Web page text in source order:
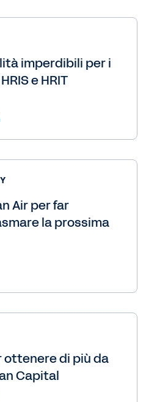
imperdibili per i
e HRIT
Air per far
la prossima
ottenere di più da
Capital